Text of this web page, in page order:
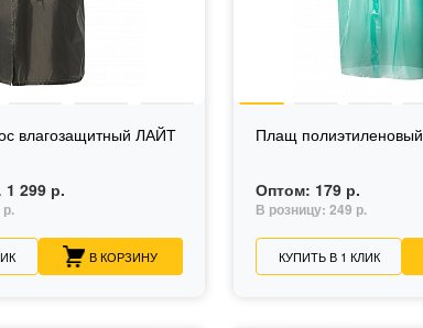
влагозащитный ЛАЙТ
1 299 р.
р.
В КОРЗИНУ
Плащ полиэтиленовый
Оптом: 179 р.
В розницу:249 р.
КУПИТЬ В 1 КЛИК